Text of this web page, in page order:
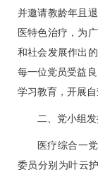
并邀请教龄年且
医特色治疗，为
和社会发展作出
每一位党员受益
学习教育，开展
二、党小组
医疗综合一
委员分别为叶云